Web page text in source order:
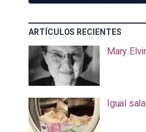
ARTÍCULOS RECIENTES
Mary
Igual